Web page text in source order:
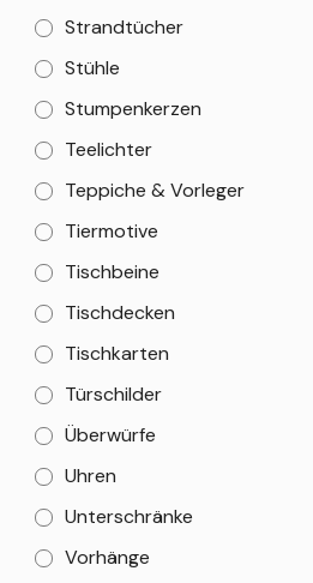
Strandtücher
Stühle
Stumpenkerzen
Teelichter
Teppiche & Vorleger
Tiermotive
Tischbeine
Tischdecken
Tischkarten
Türschilder
Überwürfe
Uhren
Unterschränke
Vorhänge